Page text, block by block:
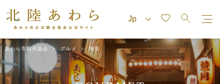
あわら市観光協会 グルメ 喫茶